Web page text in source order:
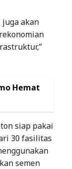
juga akan
Hemat
siap pakai
30 fasilitas
semen